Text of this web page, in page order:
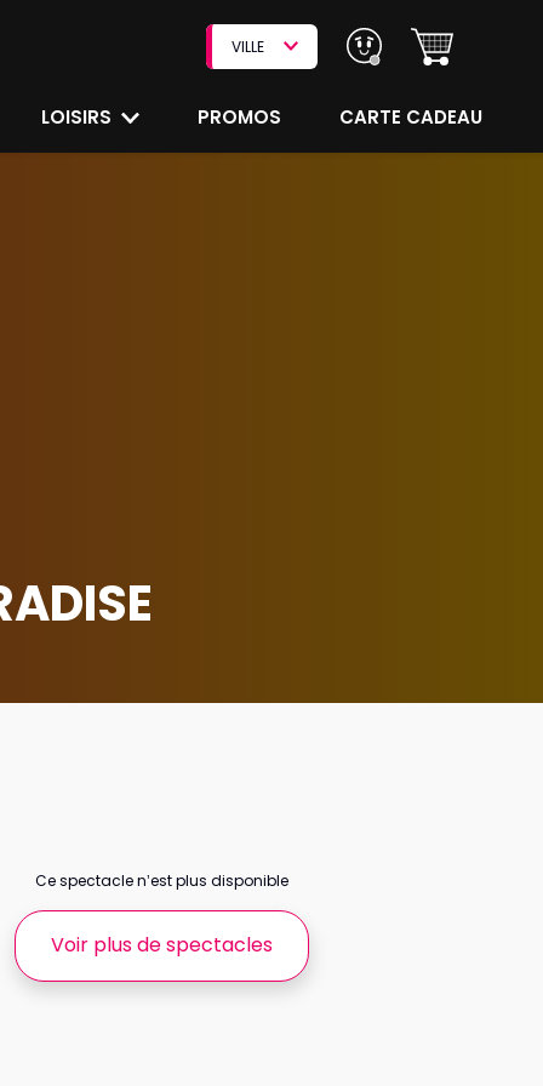
VILLE
LOISIRS PROMOS CARTE CADEAU
Ce spectacle n’est plus disponible
Voir plus de spectacles